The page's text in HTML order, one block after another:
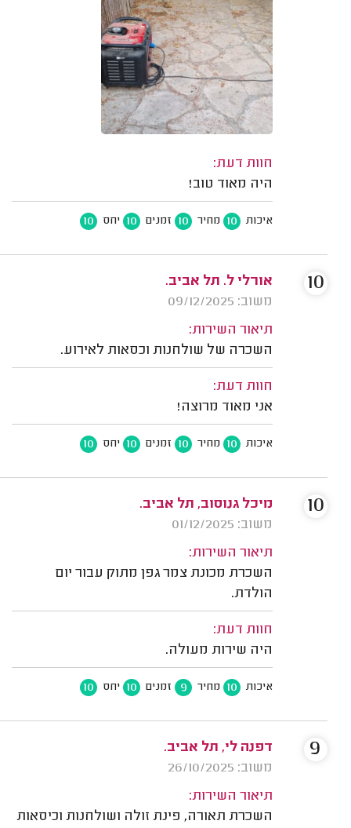
חוות דעת:
היה מאוד טוב!
איכות 10 מחיר 10 זמנים 10 יחס 10
אורלי ל. תל אביב.
משוב: 09/12/2025
תיאור השירות:
השכרה של שולחנות וכסאות לאירוע.
חוות דעת:
אני מאוד מרוצה!
איכות 10 מחיר 10 זמנים 10 יחס 10
10
מיכל גנוסוב, תל אביב.
משוב: 01/12/2025
תיאור השירות:
השכרת מכונת צמר גפן מתוק עבור יום
הולדת.
חוות דעת:
היה שירות מעולה.
איכות 10 מחיר 9 זמנים 10 יחס 10
10
דפנה לי, תל אביב.
משוב: 26/10/2025
תיאור השירות:
השכרת תאורה, פינת זולה ושולחנות וכיסאות
9